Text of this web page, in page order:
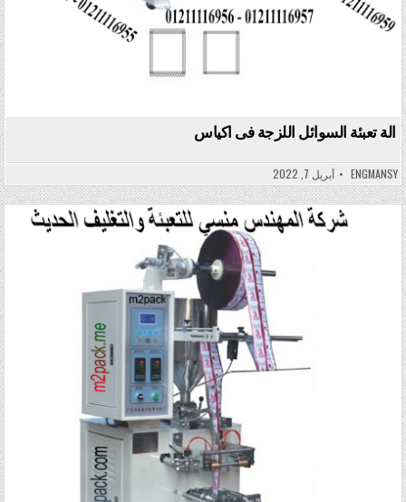
الة تعبئة السوائل اللزجة فى اكياس
ENGMANSY أبريل 7, 2022